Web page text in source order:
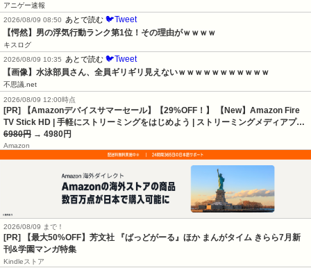
アニゲー速報
2026/08/09 08:50
あとで読む 🐦Tweet
【愕然】男の浮気行動ランク第1位！その理由がｗｗｗｗ
キスログ
2026/08/09 10:35
あとで読む 🐦Tweet
【画像】水泳部員さん、全員ギリギリ見えないｗｗｗｗｗｗｗｗｗｗｗ
不思議.net
2026/08/09 12:00時点
[PR] 【Amazonデバイスサマーセール】【29%OFF！】 【New】Amazon Fire
TV Stick HD | 手軽にストリーミングをはじめよう | ストリーミングメディアプ…
6980円 → 4980円
Amazon
2026/08/09 まで！
[PR] 【最大50%OFF】芳文社 『ばっどがーる』ほか まんがタイム きらら7月新
刊&学園マンガ特集
Kindleストア